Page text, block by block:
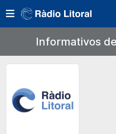
Informativos